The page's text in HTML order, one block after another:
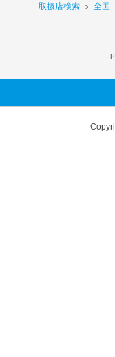
取扱店検索 全国